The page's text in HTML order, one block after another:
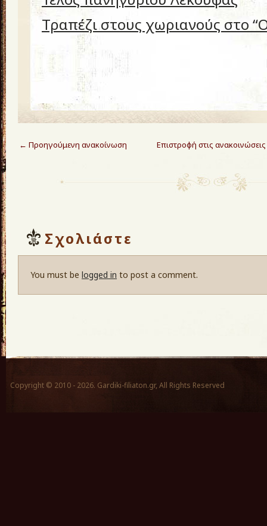
Τραπέζι στους χωριανούς στο
← Προηγούμενη ανακοίνωση Επιστροφή στις ανακοινώσεις
Σχολιάστε
You must be logged in to post a comment.
Copyright © 2010 - 2026. Gardiki-filiaton.gr, All Rights Reserved